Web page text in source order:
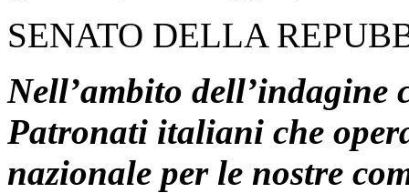
SENATO DELLA
Nell’ambito
Patronati italiani che
nazionale per le nostre